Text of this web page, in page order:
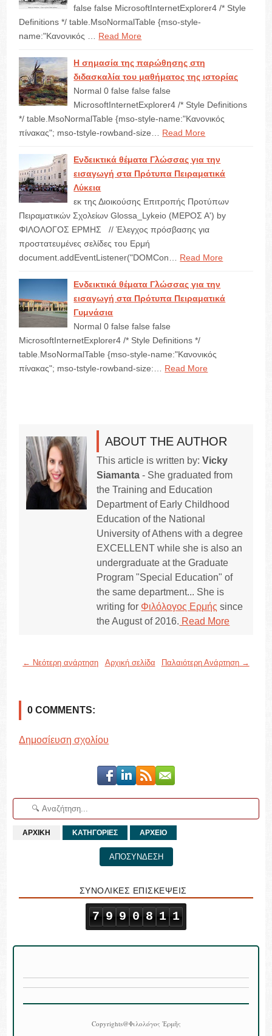
false false MicrosoftInternetExplorer4 /* Style
Definitions */ table.MsoNormalTable {mso-style-
name:"Κανονικός … Read More
Η σημασία της παρώθησης στη
διδασκαλία του μαθήματος της ιστορίας
Normal 0 false false false
MicrosoftInternetExplorer4 /* Style Definitions
*/ table.MsoNormalTable {mso-style-name:"Κανονικός
πίνακας"; mso-tstyle-rowband-size… Read More
Ενδεικτικά θέματα Γλώσσας για την
εισαγωγή στα Πρότυπα Πειραματικά
Λύκεια
εκ της Διοικούσης Επιτροπής Προτύπων
Πειραματικών Σχολείων Glossa_Lykeio (ΜΕΡΟΣ Α') by
ΦΙΛΟΛΟΓΟΣ ΕΡΜΗΣ // Έλεγχος πρόσβασης για
προστατευμένες σελίδες του Ερμή
document.addEventListener("DOMCon… Read More
Ενδεικτικά θέματα Γλώσσας για την
εισαγωγή στα Πρότυπα Πειραματικά
Γυμνάσια
Normal 0 false false false
MicrosoftInternetExplorer4 /* Style Definitions */
table.MsoNormalTable {mso-style-name:"Κανονικός
πίνακας"; mso-tstyle-rowband-size:… Read More
ABOUT THE AUTHOR
This article is written by:Vicky
Siamanta - She graduated from
the Training and Education
Department of Early Childhood
Education of the National
University of Athens with a degree
EXCELLENT while she is also an
undergraduate at the Graduate
Program "Special Education" of
the same department... She is
writing for Φιλόλογος Ερμής since
the August of 2016. Read More
← Νεότερη ανάρτηση Παλαιότερη Ανάρτηση →
Αρχική σελίδα
0 COMMENTS:
Δημοσίευση σχολίου
ΑΡΧΙΚΗ ΚΑΤΗΓΟΡΙΕΣ ΑΡΧΕΙΟ
ΑΠΟΣΥΝΔΕΣΗ
ΣΥΝΟΛΙΚΕΣ ΕΠΙΣΚΕΨΕΙΣ
7 9 9 0 8 1 1
Copyrights@Φιλολόγος Ἑρμῆς